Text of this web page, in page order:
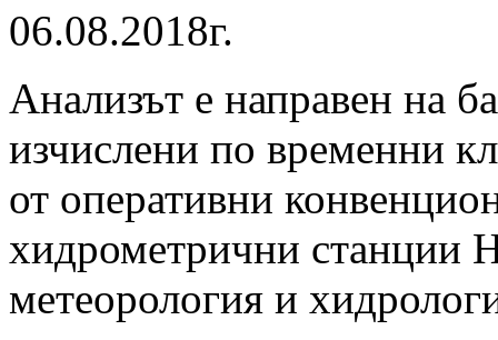
06.08.2018г.
Анализът е направен на
изчислени по временни
от оперативни
хидрометрични станции
метеорология и